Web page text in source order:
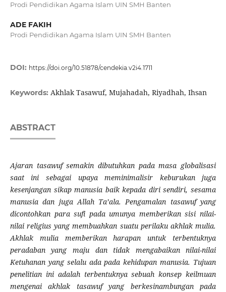
Prodi Pendidikan Agama Islam UIN SMH Banten
ADE FAKIH
Prodi Pendidikan Agama Islam UIN SMH Banten
DOI: https://doi.org/10.51878/cendekia.v2i4.1711
Keywords: Akhlak Tasawuf, Mujahadah, Riyadhah, Ihsan
ABSTRACT
Ajaran tasawuf semakin dibutuhkan pada masa globalisasi
saat ini sebagai upaya meminimalisir keburukan juga
kesenjangan sikap manusia baik kepada diri sendiri, sesama
manusia dan juga Allah Ta’ala. Pengamalan tasawuf yang
dicontohkan para sufi pada umunya memberikan sisi nilai-
nilai religius yang membuahkan suatu perilaku akhlak mulia.
Akhlak mulia memberikan harapan untuk terbentuknya
peradaban yang maju dan tidak mengabaikan nilai-nilai
Ketuhanan yang selalu adapada kehidupan manusia. Tujuan
penelitian ini adalah terbentuknya sebuah konsep keilmuan
mengenai akhlak tasawuf yang berkesinambungan pada